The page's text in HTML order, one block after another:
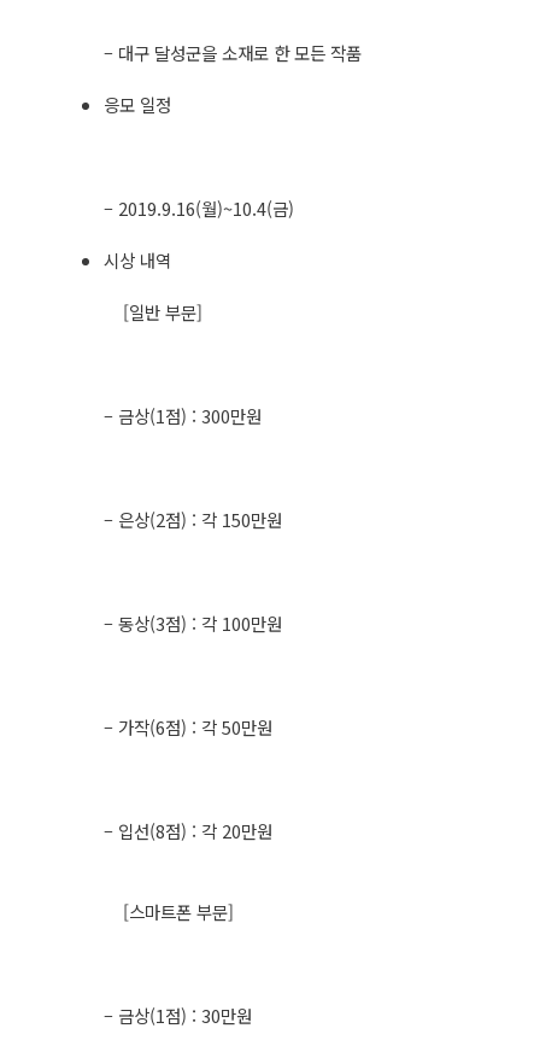
– 대구 달성군을 소재로 한 모든 작품​
응모 일정
– 2019.9.16(월)~10.4(금)​
시상 내역
[일반 부문]
– 금상(1점) : 300만원
– 은상(2점) : 각 150만원
– 동상(3점) : 각 100만원
– 가작(6점) : 각 50만원
– 입선(8점) : 각 20만원
[스마트폰 부문]
– 금상(1점) : 30만원